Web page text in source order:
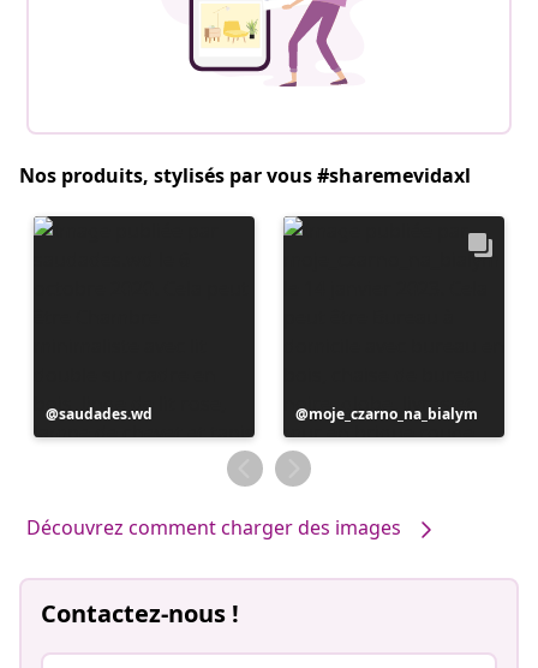
Nos produits, stylisés par vous #sharemevidaxl
Publication
publiée
saudades.wd
Publication
publiée
par
moje_czarno_na_bialym
Découvrez comment charger des images
Contactez-nous !